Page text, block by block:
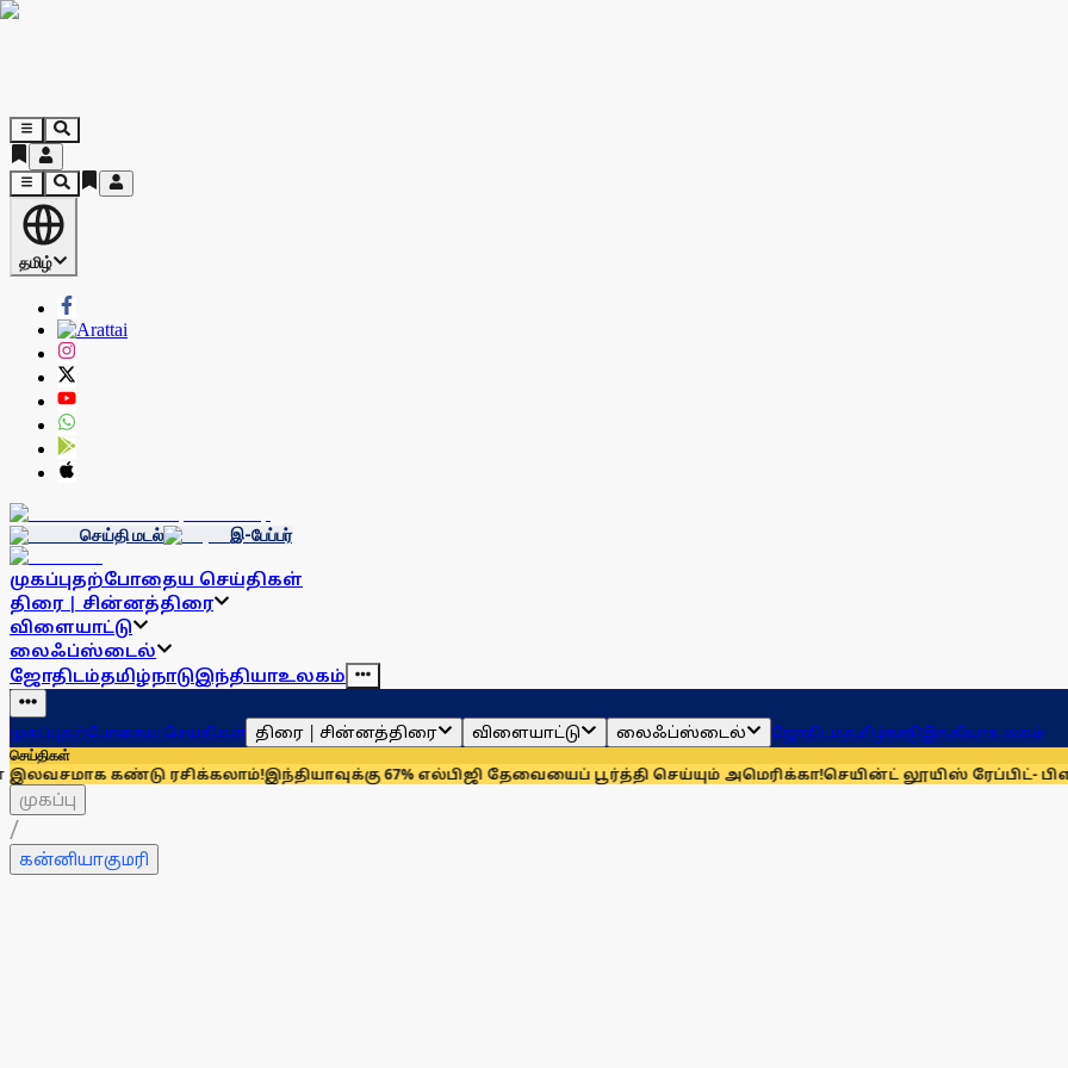
தமிழ்
செய்தி மடல் இ-பேப்பர்
முகப்புதற்போதைய செய்திகள்
திரை | சின்னத்திரை
விளையாட்டு
லைஃப்ஸ்டைல்
ஜோதிடம்தமிழ்நாடுஇந்தியாஉலகம்
முகப்புதற்போதைய செய்திகள் திரை | சின்னத்திரை விளையாட்டு லைஃப்ஸ்டைல் ஜோதிடம்தமிழ்நாடுஇந்தியாஉலகம்
செய்திகள்
கண்டு ரசிக்கலாம்!இந்தியாவுக்கு 67% எல்பிஜி தேவையைப் பூர்த்தி செய்யும் அமெரிக்கா!செயின்ட் லூயிஸ் ரேப்பிட்- பிளிட்ஸ்
முகப்பு
/
கன்னியாகுமரி